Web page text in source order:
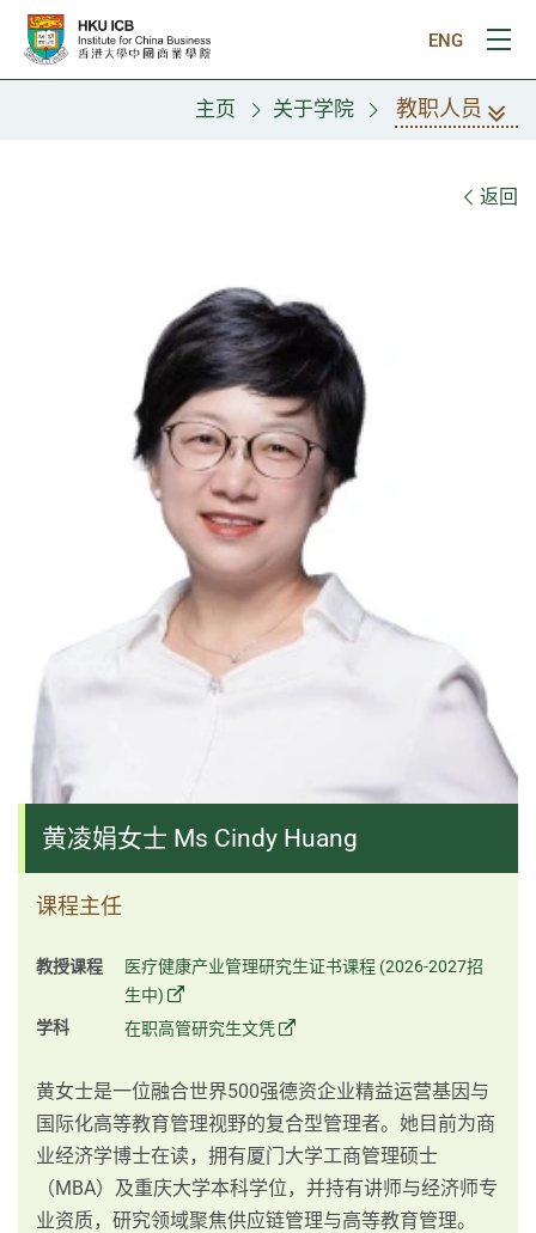
跳往主要内容
ENG
打
主页 关于学院 教职人员
返回
黄凌娟女士 Ms Cindy Huang
课程主任
教授课程
医疗健康产业管理研究生证书课程 (2026-2027招
生中)
学科
在职高管研究生文凭
黄女士是一位融合世界500强德资企业精益运营基因与
国际化高等教育管理视野的复合型管理者。她目前为商
业经济学博士在读，拥有厦门大学工商管理硕士
（MBA）及重庆大学本科学位，并持有讲师与经济师专
业资质，研究领域聚焦供应链管理与高等教育管理。